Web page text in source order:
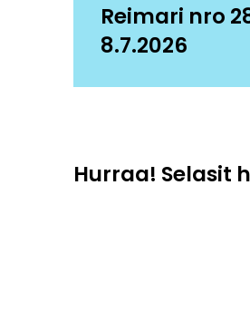
Reimari nro
8.7.2026
Hurraa! Selasit